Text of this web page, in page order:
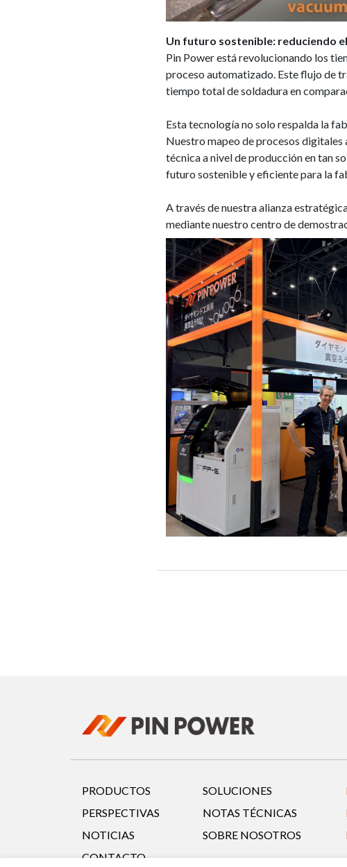
Un futuro sostenible: reduciendo
Pin Power está revolucionando los
proceso automatizado. Este flujo de
tiempo total de soldadura en
Esta tecnología no solo respalda la
Nuestro mapeo de procesos digitales
técnica a nivel de producción en tan
futuro sostenible y eficiente para la
A través de nuestra alianza
mediante nuestro centro de
PRODUCTOS
SOLUCIONES
PERSPECTIVAS
NOTAS TÉCNICAS
NOTICIAS
SOBRE NOSOTROS
CONTACTO